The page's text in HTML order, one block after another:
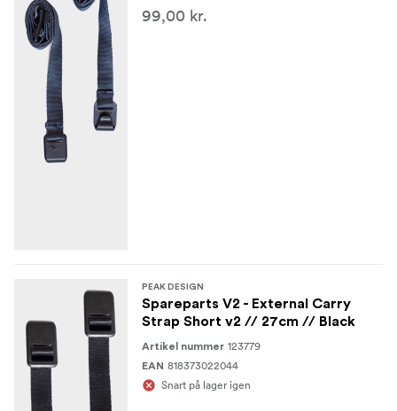
99,00 kr.
PEAK DESIGN
Spareparts V2 - External Carry
Strap Short v2 // 27cm // Black
Artikel nummer 123779
EAN 818373022044
Snart på lager igen